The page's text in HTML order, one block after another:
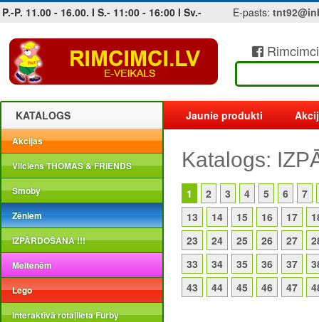
P.-P. 11.00 - 16.00. I S.- 11:00 - 16:00 I Sv.- E-pasts:
Jobs at sea and maritime vacancies
KATALOGS
Akcijas
Vilciens THOMAS & FRIENDS
Smoby
Zēniem
IZPĀRDOŠANA !!!
Meitenēm
Lego
Interaktīvā rotaļlieta Furby
Jaunie produkti
Katalogs:
1 2 3 4 5 6
7
13
14 15 16 17
23
24 25 26 27
33
34 35 36 37
43
44 45 46 47